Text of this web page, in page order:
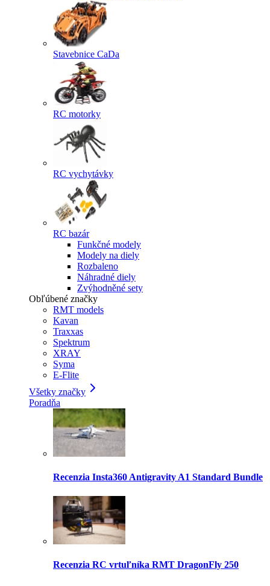
Stavebnice CaDa
RC motorky
RC vychytávky
RC bazár
Funkčné modely
Modely na diely
Rozbaleno
Náhradné diely
Zvýhodněné sety
Obľúbené značky
RMT models
Kavan
Traxxas
Spektrum
XRAY
Syma
E-Flite
Všetky značky
Poradňa
Recenzia Insta360 Antigravity A1 Standard Bundle
Recenzia RC vrtuľníka RMT DragonFly 250